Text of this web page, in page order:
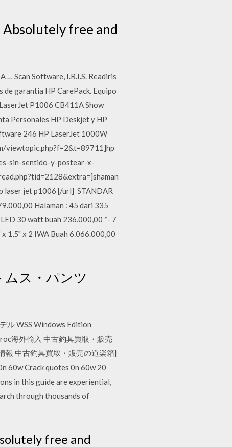
free and
Scan Software, I.R.I.S. Readiris
garantía HP CarePack. Equipo
P1006 CB411A Show
Personales HP Deskjet y HP
246 HP LaserJet 1000W
viewtopic.php?f=2&t=89711]hp
sin-sentido-y-postear-x-
laser jet p1006 [/url] STANDAR
Halaman : 45 dari 335
30 watt buah 236.000,00 *- 7
1,5" x 2 IWA Buah 6.066.000,00
ムス・パンツ
ル WSS Windows Edition
海外輸入 中古釣具買取・販売
報 中古釣具買取・販売の道楽箱|
60w Crack quotes 0n 60w 20
in this guide are experiential,
through thousands of
free and